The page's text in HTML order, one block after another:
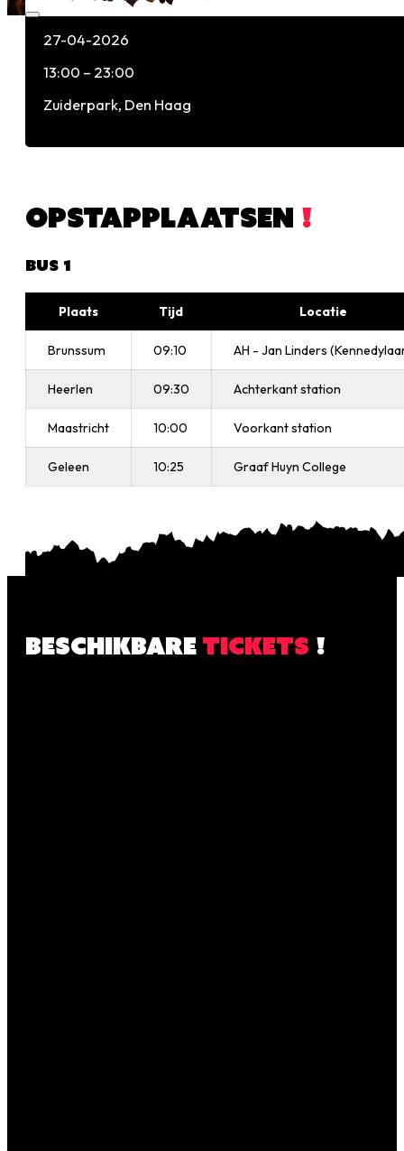
27-04-2026
13:00 – 23:00
Zuiderpark, Den Haag
OPSTAPPLAATSEN !
BUS 1
Plaats Tijd Locatie
Brunssum 09:10 AH - Jan Linders
Heerlen 09:30 Achterkant station
Maastricht 10:00 Voorkant station
Geleen 10:25 Graaf Huyn College
BESCHIKBARE TICKETS !